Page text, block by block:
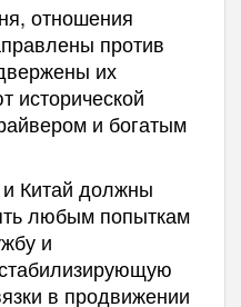
отношения
против
их
исторической
и богатым
и Китай должны
любым попыткам
и
в продвижении